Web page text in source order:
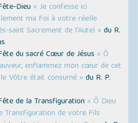
Dieu « Je confesse ici
ma Foi à votre réelle
saint Sacrement de l'Autel » du R.
du sacré Cœur de Jésus « Ô
enflammez mon cœur de cet
Vôtre était consumé » du R. P.
de la Transfiguration « Ô Dieu
Transfiguration de votre Fils